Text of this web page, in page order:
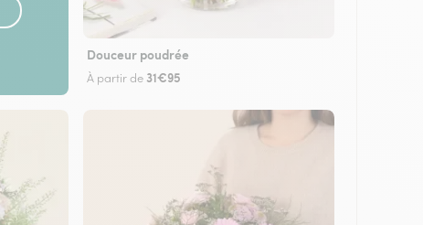
Douceur poudrée
À partir de 31€95